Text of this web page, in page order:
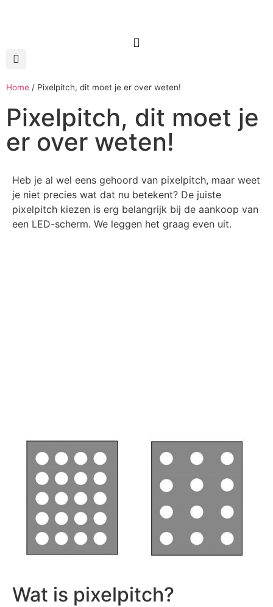
Home / Pixelpitch, dit moet je er over weten!
Pixelpitch, dit moet je
er over weten!
Heb je al wel eens gehoord van pixelpitch, maar weet
je niet precies wat dat nu betekent? De juiste
pixelpitch kiezen is erg belangrijk bij de aankoop van
een LED-scherm. We leggen het graag even uit.
Wat is pixelpitch?